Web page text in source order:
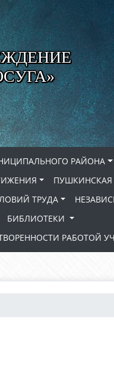
РАЙОНА
ПУШКИНСКАЯ
ТРУДА
БИБЛИОТЕКИ
РАБОТОЙ